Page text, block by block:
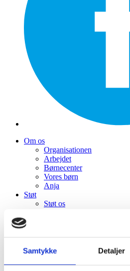
Samtykke Detaljer
Om os
Organisationen
Arbejdet
Børnecenter
Vores børn
Anja
Støt
Støt os
Bliv medlem
Nyt
Nyhedsbrev